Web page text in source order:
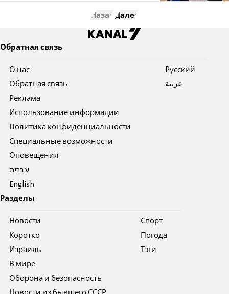
Назад Далее
Обратная связь
О нас
Обратная связь
Реклама
Использование информации
Политика конфиденциальности
Специальные возможности
Оповещения
עברית
English
Pусский
عربية
Разделы
Новости
Коротко
Израиль
В мире
Оборона и безопасность
Спорт
Погода
Тэги